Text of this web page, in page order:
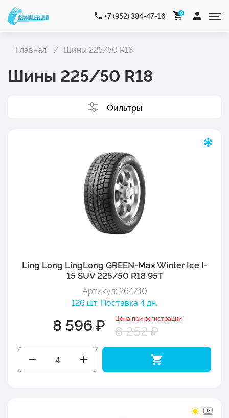
+7 (952) 384-47-16 0
Главная Шины 225/50 R18
Шины 225/50 R18
Фильтры
Ling Long LingLong GREEN-Max Winter Ice I-
15 SUV 225/50 R18 95T
Артикул: 264740
126 шт. Поставка 4 дн.
8 596 ₽ Цена при регистрации
8 252 ₽